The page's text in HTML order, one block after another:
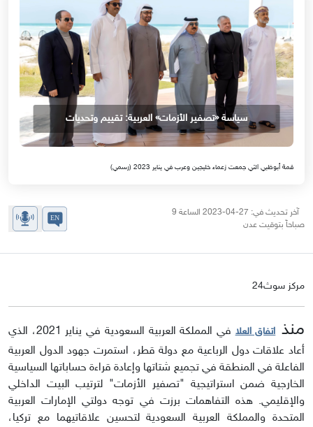
سياسة «تصفير الأزمات» العربية: تقييم وتحديات
قمة أبوظبي التي جمعت زعماء خليجين وعرب في يناير 2023 (رسمي)
آخر تحديث في: 27-04-2023 الساعة 9
صباحاً بتوقيت عدن
مركز سوث24
منذاتفاق العلا
في المملكة العربية السعودية في يناير 2021، الذي
أعاد علاقات دول الرباعية مع دولة قطر، استمرت جهود الدول العربية
الفاعلة في المنطقة في تجميع شتاتها وإعادة قراءة حساباتها السياسية
الخارجية ضمن استراتيجية "تصفير الأزمات" لترتيب البيت الداخلي
والإقليمي. هذه التفاهمات برزت في توجه دولتي الإمارات العربية
المتحدة والمملكة العربية السعودية لتحسين علاقاتيهما مع تركيا،